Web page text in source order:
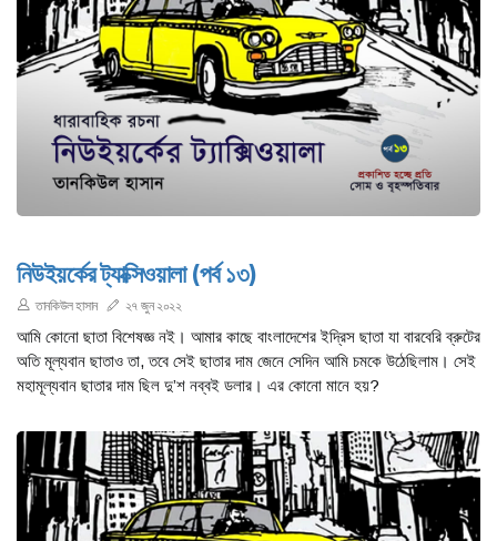
নিউইয়র্কের ট্যাক্সিওয়ালা (পর্ব ১৩)
তানকিউল হাসান ২৭ জুন ২০২২
আমি কোনো ছাতা বিশেষজ্ঞ নই। আমার কাছে বাংলাদেশের ইদ্রিস ছাতা যা বারবেরি ব্রুটের
অতি মূল্যবান ছাতাও তা, তবে সেই ছাতার দাম জেনে সেদিন আমি চমকে উঠেছিলাম। সেই
মহামূল্যবান ছাতার দাম ছিল দু’শ নব্বই ডলার। এর কোনো মানে হয়?